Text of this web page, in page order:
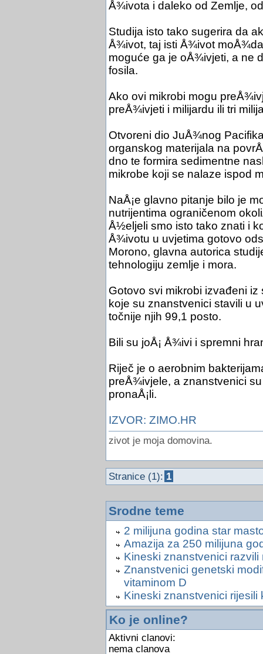
Å¾ivota i daleko od Zemlje,
Studija isto tako sugerira da
Å¾ivot, taj isti Å¾ivot
moguće ga je oÅ¾ivjeti, a ne
fosila.
Ako ovi mikrobi mogu
preÅ¾ivjeti i milijardu ili tri
Otvoreni dio JuÅ¾nog
organskog materijala na
dno te formira sedimentne
mikrobe koji se nalaze ispod
NaÅ¡e glavno pitanje bilo je
nutrijentima ograničenom
Å½eljeli smo isto tako znati i
Å¾ivotu u uvjetima gotovo
Morono, glavna autorica
tehnologiju zemlje i mora.
Gotovo svi mikrobi izvađeni
koje su znanstvenici stavili u
točnije njih 99,1 posto.
Bili su joÅ¡ Å¾ivi i spremni
Riječ je o aerobnim
preÅ¾ivjele, a znanstvenici
pronaÅ¡li.
IZVOR: ZIMO.HR
zivot je moja domovina.
Stranice (1): 1
Srodne teme
2 milijuna godina star
Amazija za 250 milijuna
Kineski znanstvenici
Znanstvenici genetski
vitaminom D
Kineski znanstvenici
Ko je online?
Aktivni clanovi:
nema clanova